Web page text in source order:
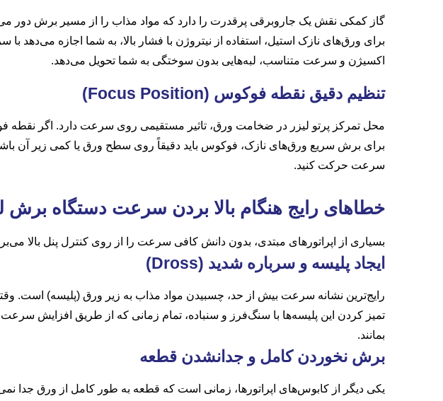
گاز کمکی نقش یک جاروبرقی پرقدرت را دارد که مواد مذاب را از مسیر برش دور
برای ورق‌های نازک استیل، استفاده از نیتروژن با فشار بالا، به شما اجازه می‌دهد
اکسیژن و سرعت متناسب، لبه‌هایی بدون سوختگی به شما تحویل می‌دهد.
تنظیم دقیق نقطه فوکوس (Focus Position)
محل تمرکز پرتو لیزر در ضخامت ورق، تاثیر مستقیمی روی سرعت دارد. اگر
برای برش سریع ورق‌های نازک، فوکوس باید دقیقاً روی سطح ورق یا کمی زیر آن
سرعت حرکت کنید.
خطاهای رایج هنگام بالا بردن سرعت دستگاه برش
بسیاری از اپراتورهای مبتدی، بدون دانش کافی سرعت را از روی کنترل پنل بالا
ایجاد پلیسه و سرباره شدید (Dross)
رایج‌ترین نشانه سرعت بیش از حد، چسبیدن مواد مذاب به زیر ورق (پلیسه) است.
تمیز کردن این پلیسه‌ها با سنگ‌فرز و سنباده، تمام زمانی که از طریق افزایش سرعت
بمانند.
برش نخوردن کامل و جدانشدن قطعه
یکی دیگر از کابوس‌های اپراتورها، زمانی است که قطعه به طور کامل از ورق جدا